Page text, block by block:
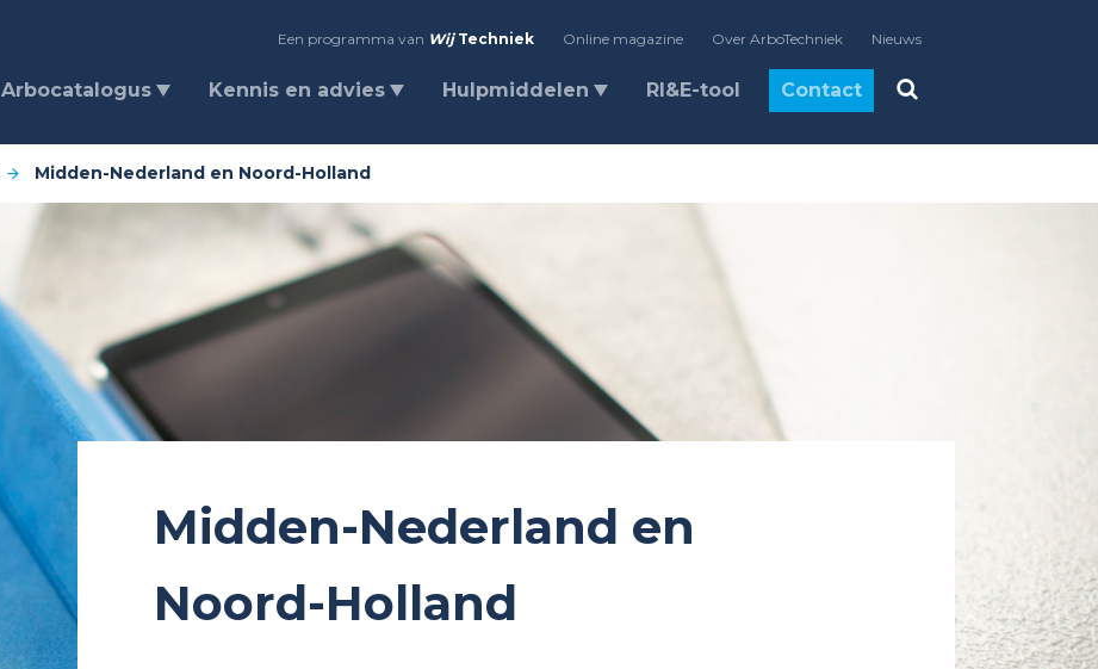
Een programma van Wij Techniek Online magazine Over ArboTechniek Nieuws
Arbocatalogus Kennis en advies Hulpmiddelen RI&E-tool Contact
Midden-Nederland en Noord-Holland
Midden-Nederland en
Noord-Holland